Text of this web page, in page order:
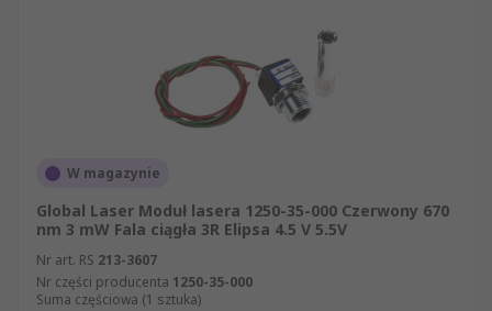
W magazynie
Global Laser Moduł lasera 1250-35-000 Czerwony 670
nm 3 mW Fala ciągła 3R Elipsa 4.5 V 5.5V
Nr art. RS 213-3607
Nr części producenta 1250-35-000
Suma częściowa (1 sztuka)